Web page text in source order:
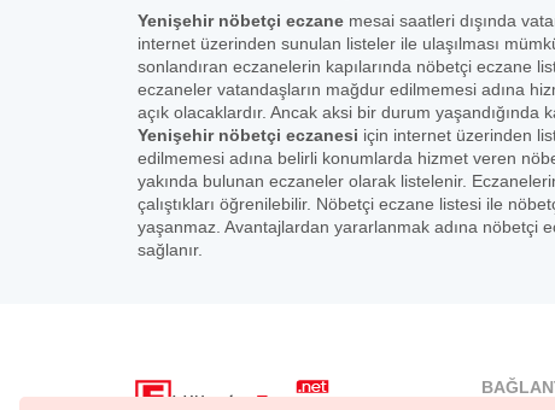
Yenişehir nöbetçi eczane mesai saatleri dışında
internet üzerinden sunulan listeler ile ulaşılması
sonlandıran eczanelerin kapılarında nöbetçi eczane
eczaneler vatandaşların mağdur edilmemesi adına
açık olacaklardır. Ancak aksi bir durum
Yenişehir nöbetçi eczanesi için internet üzerinden
edilmemesi adına belirli konumlarda hizmet veren
yakında bulunan eczaneler olarak listelenir.
çalıştıkları öğrenilebilir. Nöbetçi eczane listesi ile
yaşanmaz. Avantajlardan yararlanmak adına nöbetçi
sağlanır.